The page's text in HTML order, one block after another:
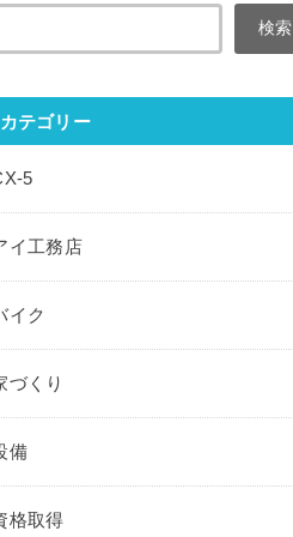
検索
カテゴリー
5
イ工務店
イク
づくり
備
格取得